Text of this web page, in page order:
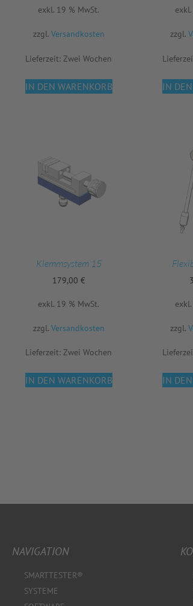
exkl. 19 % MwSt.
zzgl. Versandkosten
Lieferzeit: Zwei Wochen
IN DEN WARENKORB
zzgl.
IN
Klemmsystem 15
179,00 €
exkl. 19 % MwSt.
zzgl. Versandkosten
Lieferzeit: Zwei Wochen
IN DEN WARENKORB
zzgl.
IN
NAVIGATION
SMARTTESTER®
SYSTEME